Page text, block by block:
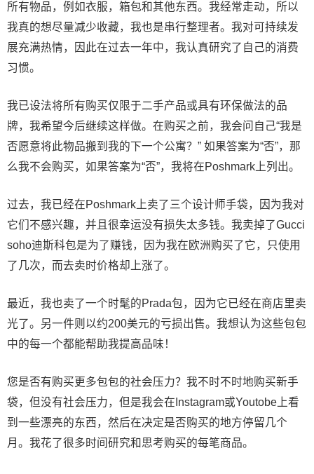
所有物品，例如衣服，箱包和其他东西。我经常走动，所以
我真的想尽量减少收藏，我也是串行整理者。我对可持续发
展充满热情，因此在过去一年中，我认真研究了自己的消费
习惯。
我已设法将所有购买仅限于二手产品或具有环保做法的品
牌，我希望今后继续这样做。在购买之前，我会问自己“我是
否愿意将此物品搬到我的下一个公寓？” 如果答案为“否”，那
么我不会购买，如果答案为“否”，我将在Poshmark上列出。
过去，我已经在Poshmark上卖了三个设计师手袋，因为我对
它们不感兴趣，并且很幸运没有损失太多钱。我卖掉了Gucci
soho迪斯科包是为了赚钱，因为我在欧洲购买了它，只使用
了几次，而去卖时价格却上涨了。
最近，我也卖了一个时髦的Prada包，因为它已经在商店里卖
光了。另一件则以约200美元的亏损出售。我想认为这些包包
中的每一个都能帮助我提高品味！
您是否有购买更多包包的社会压力？我不时不时地购买新手
袋，但没有社会压力，但是我会在Instagram或Youtobe上看
到一些漂亮的东西，然后在决定是否购买的地方停留几个
月。我花了很多时间研究和思考购买的每笔商品。